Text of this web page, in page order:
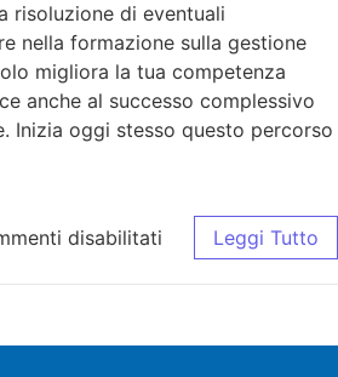
risoluzione di eventuali
nella formazione sulla gestione
migliora la tua competenza
anche al successo complessivo
Inizia oggi stesso questo percorso
disabilitati Leggi Tutto